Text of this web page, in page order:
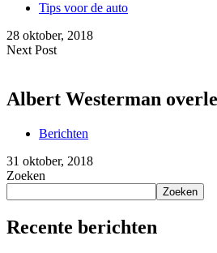
Tips voor de auto
28 oktober, 2018
Next Post
Albert Westerman
Berichten
31 oktober, 2018
Zoeken
Zoeken
Recente berichten